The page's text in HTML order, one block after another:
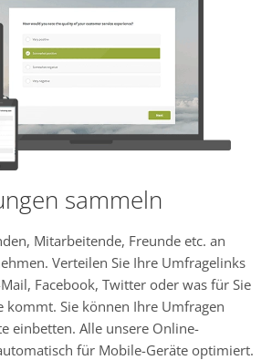
sammeln
Mitarbeitende, Freunde etc. an
Verteilen Sie Ihre Umfragelinks
Facebook, Twitter oder was für Sie
kommt. Sie können Ihre Umfragen
einbetten. Alle unsere Online-
für Mobile-Geräte optimiert.